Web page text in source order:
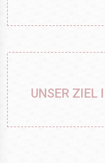
UNSER ZIEL